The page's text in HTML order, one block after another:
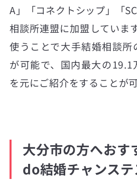
A」「コネクトシップ」「
相談所連盟に加盟していま
使うことで大手結婚相談所
が可能で、国内最大の19.1
を元にご紹介をすることが可
大分市の方へお
do結婚チャンステ